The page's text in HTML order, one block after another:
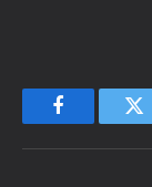
Facebook